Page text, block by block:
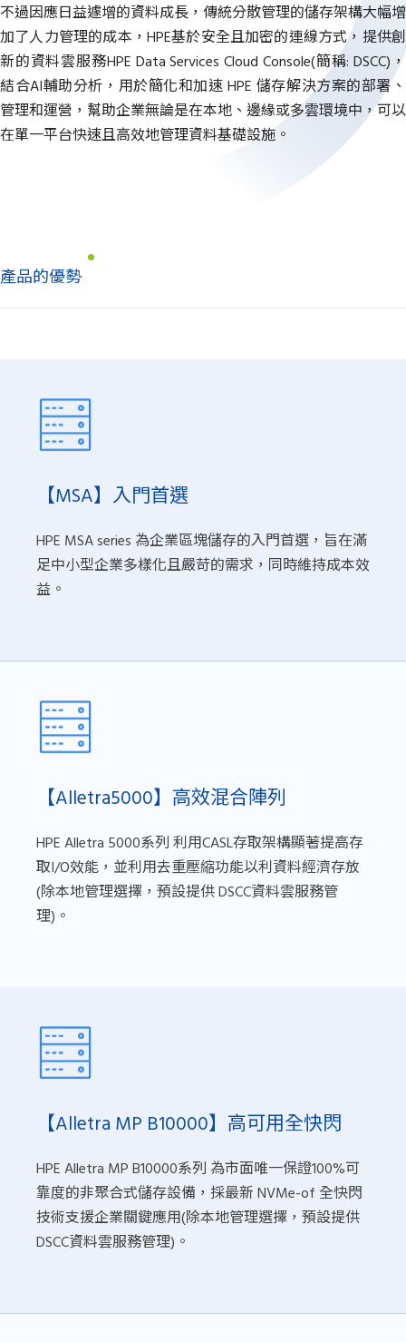
不過因應日益遽增的資料成長，傳統分散管理的儲存架構大幅增
加了人力管理的成本，HPE基於安全且加密的連線方式，提供創
新的資料雲服務HPE Data Services Cloud Console(簡稱: DSCC)，
結合AI輔助分析，用於簡化和加速 HPE 儲存解決方案的部署、
管理和運營，幫助企業無論是在本地、邊緣或多雲環境中，可以
在單一平台快速且高效地管理資料基礎設施。
產品的優勢
【MSA】入門首選
HPE MSA series 為企業區塊儲存的入門首選，旨在滿
足中小型企業多樣化且嚴苛的需求，同時維持成本效
益。
【Alletra5000】高效混合陣列
HPE Alletra 5000系列 利用CASL存取架構顯著提高存
取I/O效能，並利用去重壓縮功能以利資料經濟存放
(除本地管理選擇，預設提供 DSCC資料雲服務管
理)。
【Alletra MP B10000】高可用全快閃
HPE Alletra MP B10000系列 為市面唯一保證100%可
靠度的非聚合式儲存設備，採最新 NVMe-of 全快閃
技術支援企業關鍵應用(除本地管理選擇，預設提供
DSCC資料雲服務管理)。